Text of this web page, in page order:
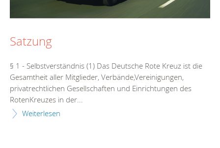
Satzung
§ 1 - Selbstverständnis (1) Das Deutsche Rote Kreuz ist die
Gesamtheit aller Mitglieder, Verbände,Vereinigungen,
privatrechtlichen Gesellschaften und Einrichtungen des
RotenKreuzes in der...
Weiterlesen